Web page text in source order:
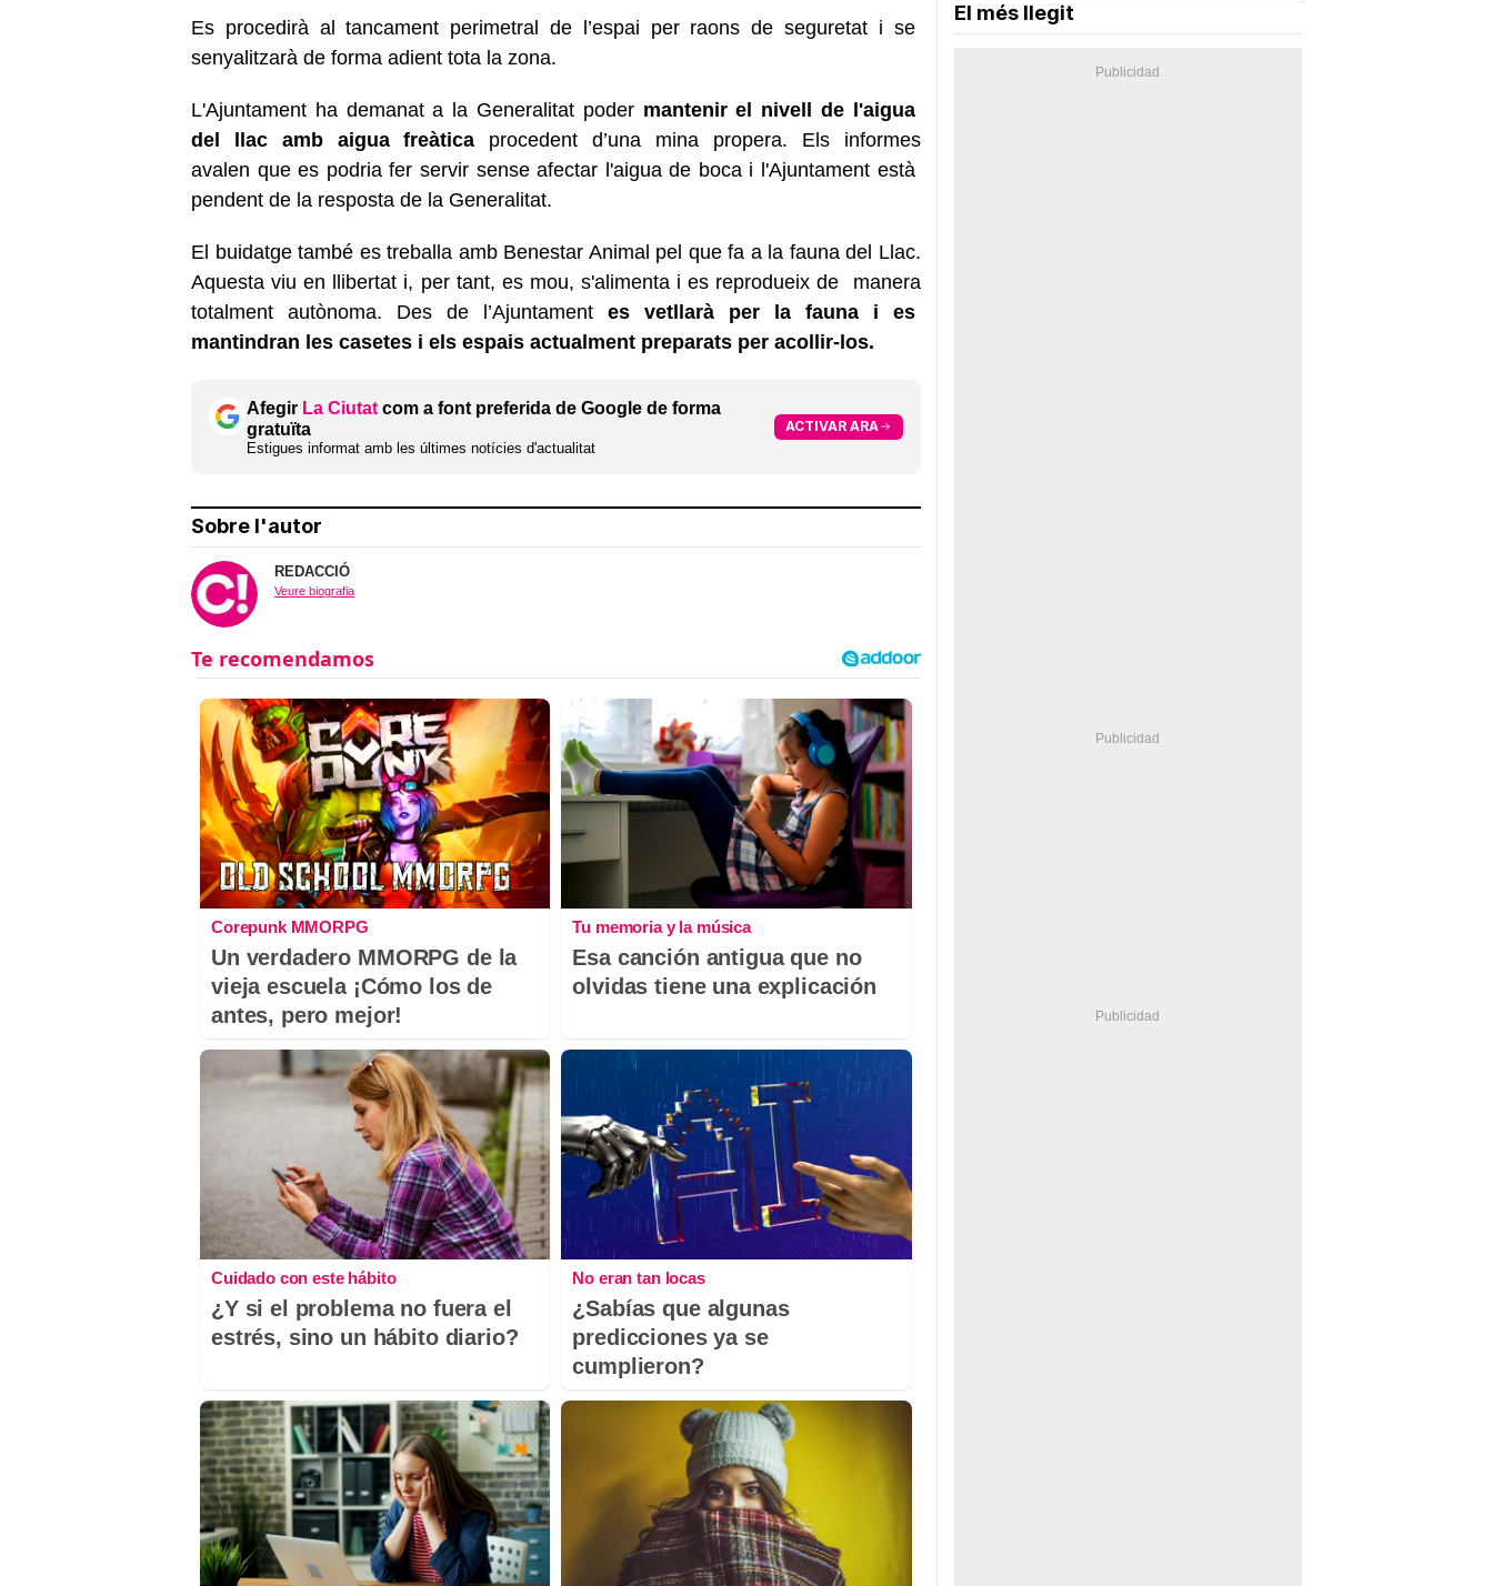
Es procedirà al tancament perimetral de l’espai per raons de seguretat i se
senyalitzarà de forma adient tota la zona.
L'Ajuntament ha demanat a la Generalitat poder mantenir el nivell de l'aigua
del llac amb aigua freàtica procedent d’una mina propera. Els informes
avalen que es podria fer servir sense afectar l'aigua de boca i l'Ajuntament està
pendent de la resposta de la Generalitat.
El buidatge també es treballa amb Benestar Animal pel que fa a la fauna del Llac.
Aquesta viu en llibertat i, per tant, es mou, s'alimenta i es reprodueix de manera
totalment autònoma. Des de l’Ajuntament es vetllarà per la fauna i es
mantindran les casetes i els espais actualment preparats per acollir-los.
Afegir La Ciutat com a font preferida de Google de forma
gratuïta
Estigues informat amb les últimes notícies d'actualitat
ACTIVAR ARA
Sobre l'autor
REDACCIÓ
Veure biografia
Corepunk MMORPG
Un verdadero MMORPG de la
vieja escuela ¡Cómo los de
antes, pero mejor!
Tu memoria y la música
Esa canción antigua que no
olvidas tiene una explicación
Cuidado con este hábito
¿Y si el problema no fuera el
estrés, sino un hábito diario?
No eran tan locas
¿Sabías que algunas
predicciones ya se
cumplieron?
El més llegit